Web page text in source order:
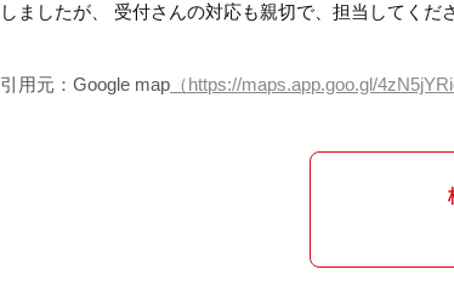
しましたが、 受付さんの対応も親切で、担当してく
引用元：Google map （https://maps.app.goo.gl/